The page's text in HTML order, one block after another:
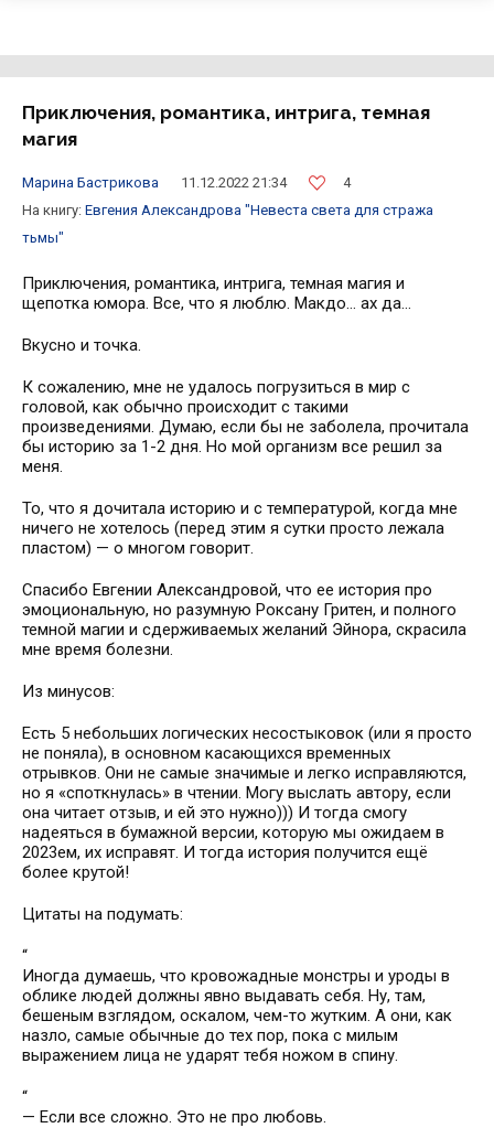
Приключения, романтика, интрига, темная
магия
Марина Бастрикова 11.12.2022 21:34
4
На книгу: Евгения Александрова "Невеста света для стража
тьмы"
Приключения, романтика, интрига, темная магия и
щепотка юмора. Все, что я люблю. Макдо… ах да…
Вкусно и точка.
К сожалению, мне не удалось погрузиться в мир с
головой, как обычно происходит с такими
произведениями. Думаю, если бы не заболела, прочитала
бы историю за 1-2 дня. Но мой организм все решил за
меня.
То, что я дочитала историю и с температурой, когда мне
ничего не хотелось (перед этим я сутки просто лежала
пластом) — о многом говорит.
Спасибо Евгении Александровой, что ее история про
эмоциональную, но разумную Роксану Гритен, и полного
темной магии и сдерживаемых желаний Эйнора, скрасила
мне время болезни.
Из минусов:
Есть 5 небольших логических несостыковок (или я просто
не поняла), в основном касающихся временных
отрывков. Они не самые значимые и легко исправляются,
но я «споткнулась» в чтении. Могу выслать автору, если
она читает отзыв, и ей это нужно))) И тогда смогу
надеяться в бумажной версии, которую мы ожидаем в
2023ем, их исправят. И тогда история получится ещё
более крутой!
Цитаты на подумать:
“
Иногда думаешь, что кровожадные монстры и уроды в
облике людей должны явно выдавать себя. Ну, там,
бешеным взглядом, оскалом, чем-то жутким. А они, как
назло, самые обычные до тех пор, пока с милым
выражением лица не ударят тебя ножом в спину.
“
— Если все сложно. Это не про любовь.